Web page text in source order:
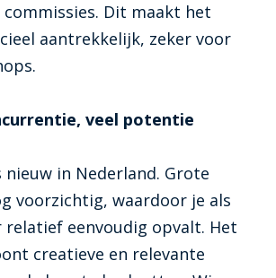
Dit maakt het
aantrekkelijk, zeker voor
veel potentie
nieuw in Nederland. Grote
voorzichtig, waardoor je als
relatief eenvoudig opvalt. Het
creatieve en relevante